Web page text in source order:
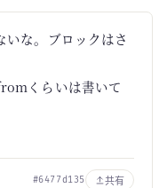
な。ブロックはさ
くらいは書いて
#6477d135 共有